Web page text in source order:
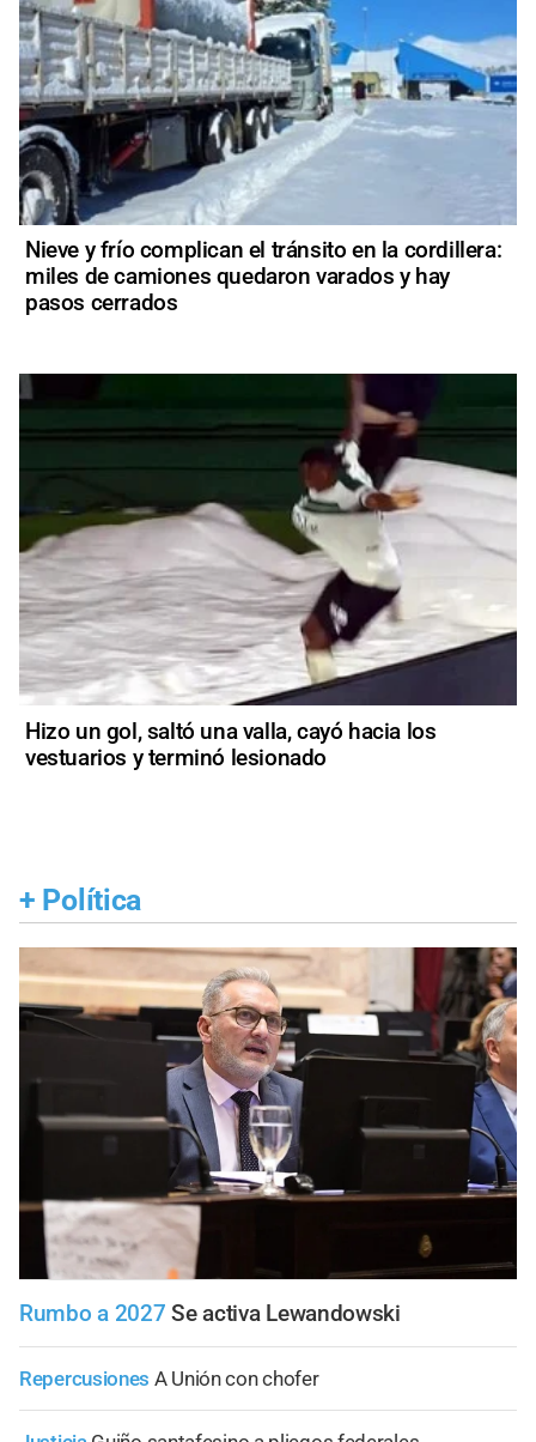
Nieve y frío complican el tránsito en la cordillera:
miles de camiones quedaron varados y hay
pasos cerrados
Hizo un gol, saltó una valla, cayó hacia los
vestuarios y terminó lesionado
+ Política
Rumbo a 2027 Se activa Lewandowski
Repercusiones A Unión con chofer